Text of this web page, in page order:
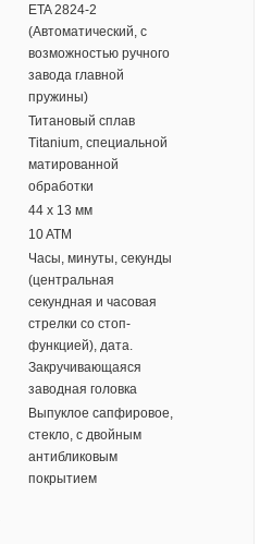
ETA 2824-2
(Автоматический, с
возможностью ручного
завода главной
пружины)
Титановый сплав
Titanium, специальной
матированной
обработки
44 х 13 мм
10 ATM
Часы, минуты, секунды
(центральная
секундная и часовая
стрелки со стоп-
функцией), дата.
Закручивающаяся
заводная головка
Выпуклое сапфировое,
стекло, с двойным
антибликовым
покрытием